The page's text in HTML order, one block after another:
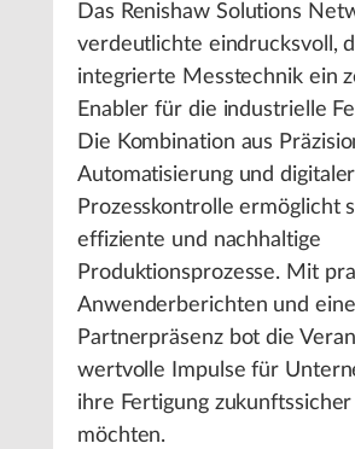
Das Renishaw Solutions
verdeutlichte eindrucksvoll,
integrierte Messtechnik ein
Enabler für die industrielle
Die Kombination aus
Automatisierung und digitaler
Prozesskontrolle ermöglicht
effiziente und nachhaltige
Produktionsprozesse. Mit
Anwenderberichten und
Partnerpräsenz bot die
wertvolle Impulse für
ihre Fertigung
möchten.